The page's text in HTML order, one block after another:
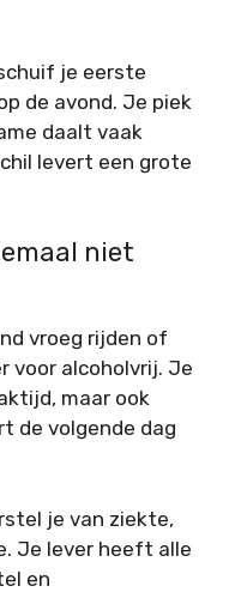
je eerste
de avond. Je piek
daalt vaak
levert een grote
niet
vroeg rijden of
voor alcoholvrij. Je
maar ook
de volgende dag
je van ziekte,
Je lever heeft alle
en